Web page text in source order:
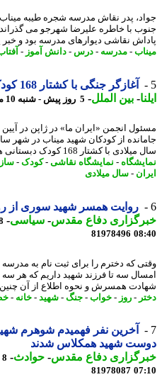
پدر نقاش مدرسه شجره طیبه میناب،
با خاطره علیرضا شهرجو می گذراند؛
نقاشی دیوارهای مدرسه بود و خبر پیدا
-مدرسه-درس-دانش آموز -آفتاب-
آغازگر جنگی با کشتار 168 کودک دبستانی تنها آمریکاست
-بین الملل-5 روز پیش - شنبه 10 مرداد 1405، 12:45
انجمن «ایران ما» در ژاپن در آیین
از کودکان شهید میناب در شهر
با کشتار 168 کودک دبستانی همراه بود،
-نمایشگاه نقاشی-کودک-سازمان
- سال میلادی
روایت همسر شهید سوری از
دفاع مقدس-سیاسی-
81978496
که دخترم را برای ثبت نام به مدرسه
سه تا فرزند شهید داریم که هر سه
همسرش و نحوه اطلاع از آن چنین گفت:
-روز- خواب- جنگ -شهید-خانه -خطوط
آخرین نفر فهمیدم شوهرم شهید
شهید همکلاس شدند
دفاع مقدس-حوادث -
81978087